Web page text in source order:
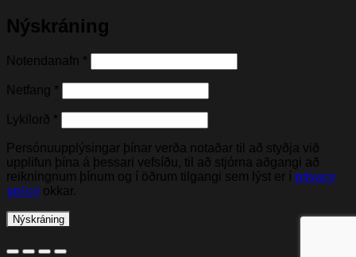
Nýskráning
Notendanafn *
Netfang *
Lykilorð *
Persónuupplýsingar þínar verða notaðar til að styðja við
upplifun þína á þessari vefsíðu, til að stjórna aðgangi að
reikningnum þínum og í öðrum tilgangi sem lýst er í privacy
policy okkar.
Nýskráning